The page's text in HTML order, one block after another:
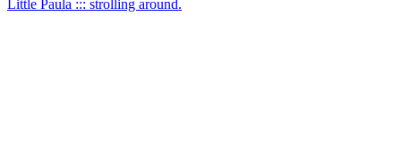
Little Paula ::: strolling around.